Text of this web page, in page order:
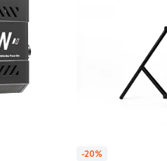
-20%